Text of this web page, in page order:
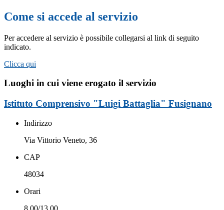
Come si accede al servizio
Per accedere al servizio è possibile collegarsi al link di seguito
indicato.
Clicca qui
Luoghi in cui viene erogato il servizio
Istituto Comprensivo "Luigi Battaglia" Fusignano
Indirizzo
Via Vittorio Veneto, 36
CAP
48034
Orari
8.00/13.00